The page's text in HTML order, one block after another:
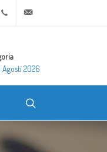
+20 2 25970400
2026